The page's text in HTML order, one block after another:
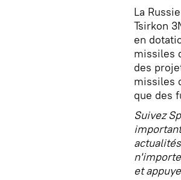
La
Tsirkon
en
missiles
des
missiles
que des
Suivez
et